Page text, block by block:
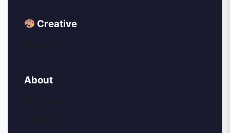
Creative
About